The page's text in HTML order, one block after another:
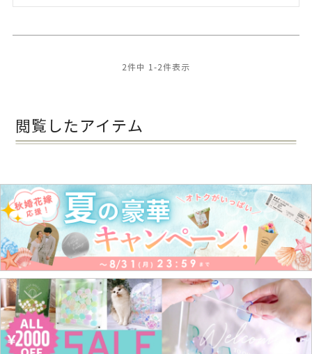
2件中 1 -2件表示
閲覧したアイテム